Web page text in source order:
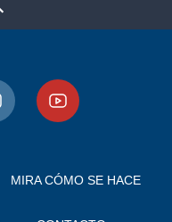
MIRA CÓMO SE HACE